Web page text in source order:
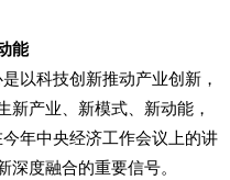
能
科技创新推动产业创新，
新产业、新模式、新动能，
年中央经济工作会议上的讲
深度融合的重要信号。